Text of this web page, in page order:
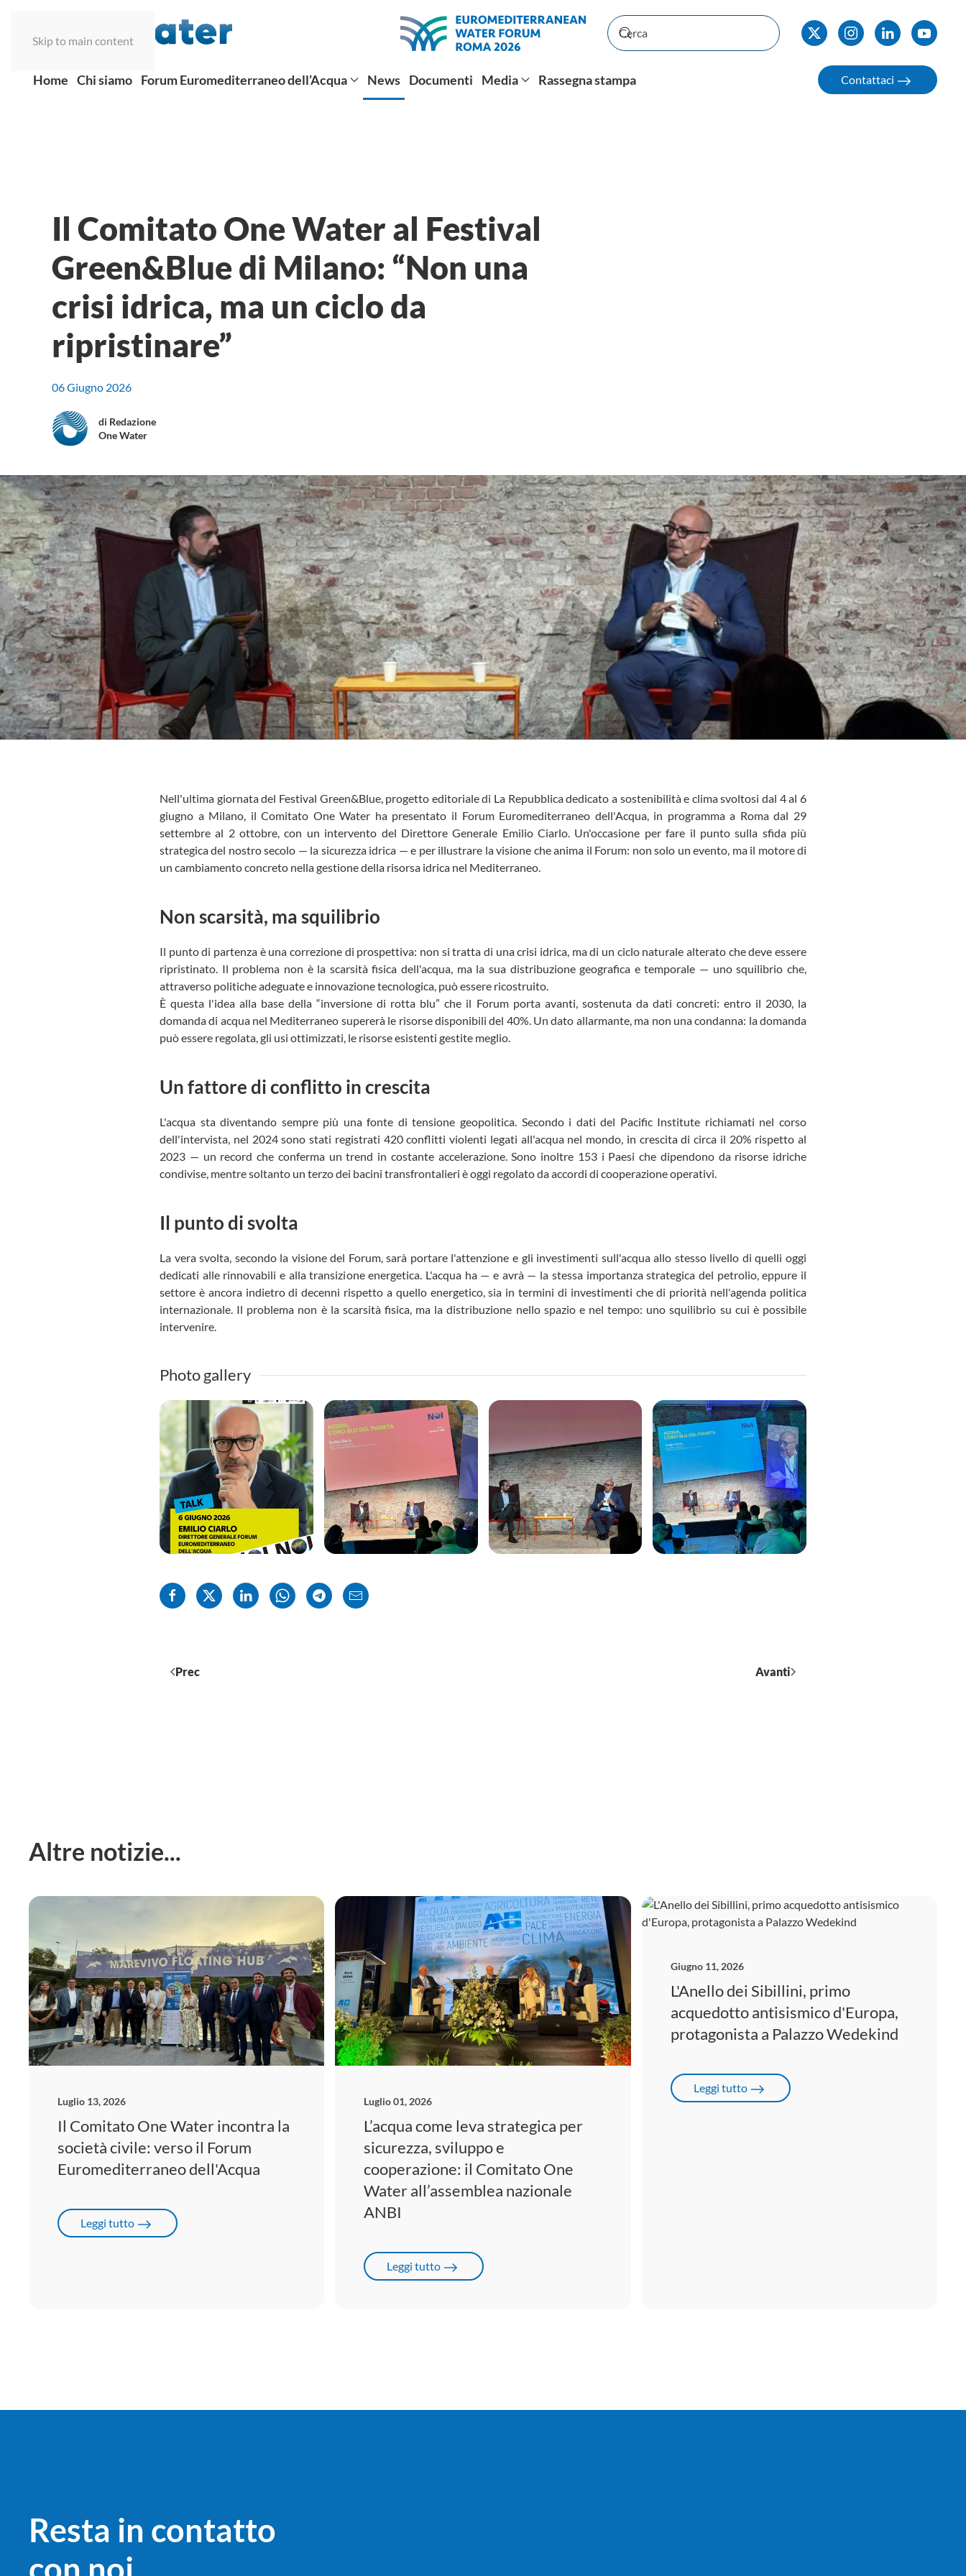
Skip to main content
Home Chi siamo Forum Euromediterraneo dell’Acqua News Documenti Media Rassegna stampa Contattaci
Il Comitato One Water al Festival
Green&Blue di Milano: “Non una
crisi idrica, ma un ciclo da
ripristinare”
06 Giugno 2026
di Redazione
One Water
Nell'ultima giornata del Festival Green&Blue, progetto editoriale di La Repubblica dedicato a sostenibilità e clima svoltosi dal 4 al 6
giugno a Milano, il Comitato One Water ha presentato il Forum Euromediterraneo dell'Acqua, in programma a Roma dal 29
settembre al 2 ottobre, con un intervento del Direttore Generale Emilio Ciarlo. Un'occasione per fare il punto sulla sfida più
strategica del nostro secolo — la sicurezza idrica — e per illustrare la visione che anima il Forum: non solo un evento, ma il motore di
un cambiamento concreto nella gestione della risorsa idrica nel Mediterraneo.
Non scarsità, ma squilibrio
Il punto di partenza è una correzione di prospettiva: non si tratta di una crisi idrica, ma di un ciclo naturale alterato che deve essere
ripristinato. Il problema non è la scarsità fisica dell'acqua, ma la sua distribuzione geografica e temporale — uno squilibrio che,
attraverso politiche adeguate e innovazione tecnologica, può essere ricostruito.
È questa l'idea alla base della “inversione di rotta blu” che il Forum porta avanti, sostenuta da dati concreti: entro il 2030, la
domanda di acqua nel Mediterraneo supererà le risorse disponibili del 40%. Un dato allarmante, ma non una condanna: la domanda
può essere regolata, gli usi ottimizzati, le risorse esistenti gestite meglio.
Un fattore di conflitto in crescita
L'acqua sta diventando sempre più una fonte di tensione geopolitica. Secondo i dati del Pacific Institute richiamati nel corso
dell'intervista, nel 2024 sono stati registrati 420 conflitti violenti legati all'acqua nel mondo, in crescita di circa il 20% rispetto al
2023 — un record che conferma un trend in costante accelerazione. Sono inoltre 153 i Paesi che dipendono da risorse idriche
condivise, mentre soltanto un terzo dei bacini transfrontalieri è oggi regolato da accordi di cooperazione operativi.
Il punto di svolta
La vera svolta, secondo la visione del Forum, sarà portare l'attenzione e gli investimenti sull'acqua allo stesso livello di quelli oggi
dedicati alle rinnovabili e alla transizione energetica. L'acqua ha — e avrà — la stessa importanza strategica del petrolio, eppure il
settore è ancora indietro di decenni rispetto a quello energetico, sia in termini di investimenti che di priorità nell'agenda politica
internazionale. Il problema non è la scarsità fisica, ma la distribuzione nello spazio e nel tempo: uno squilibrio su cui è possibile
intervenire.
Photo gallery
Prec Avanti
Altre notizie...
Luglio 13, 2026
Il Comitato One Water incontra la
società civile: verso il Forum
Euromediterraneo dell'Acqua
Leggi tutto
Luglio 01, 2026
L’acqua come leva strategica per
sicurezza, sviluppo e
cooperazione: il Comitato One
Water all’assemblea nazionale
ANBI
Leggi tutto
Giugno 11, 2026
L'Anello dei Sibillini, primo
acquedotto antisismico d'Europa,
protagonista a Palazzo Wedekind
Leggi tutto
Resta in contatto